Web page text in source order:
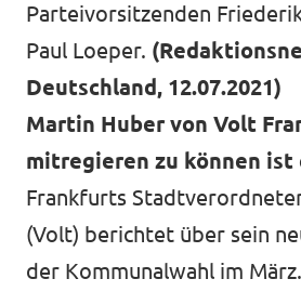
Parteivorsitzenden
Paul Loeper.
Deutschland, 12.07.2021)
Martin Huber von Volt
mitregieren zu können ist
Frankfurts
(Volt) berichtet über sein
der Kommunalwahl im März.